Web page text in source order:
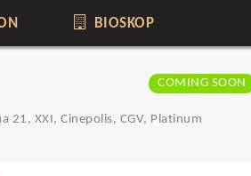
BIOSKOP
COMING SOON
21, XXI, Cinepolis, CGV, Platinum